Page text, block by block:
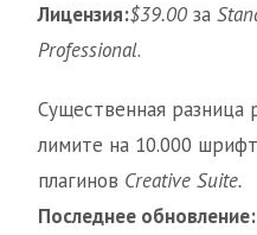
Лицензия:$39.00 за
Professional.
Существенная разница
лимите на 10.000
плагинов Creative Suite.
Последнее обновление: